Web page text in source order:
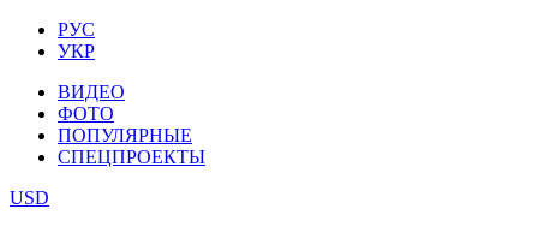
РУС
УКР
ВИДЕО
ФОТО
ПОПУЛЯРНЫЕ
СПЕЦПРОЕКТЫ
USD